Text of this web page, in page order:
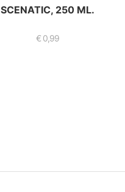
SCENATIC, 250 ML.
€ 0,99